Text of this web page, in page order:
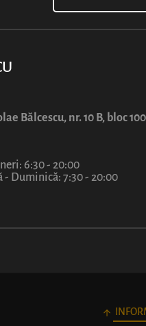
4 lei
Bălcescu, nr. 10 B, bloc
6:30 - 20:00
- Duminică: 7:30 - 20:00